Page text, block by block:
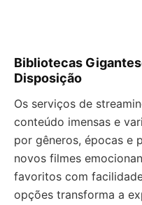
Bibliotecas
Disposição
Os serviços de
conteúdo imensas e
por gêneros, épocas e
novos filmes
favoritos com
opções transforma a